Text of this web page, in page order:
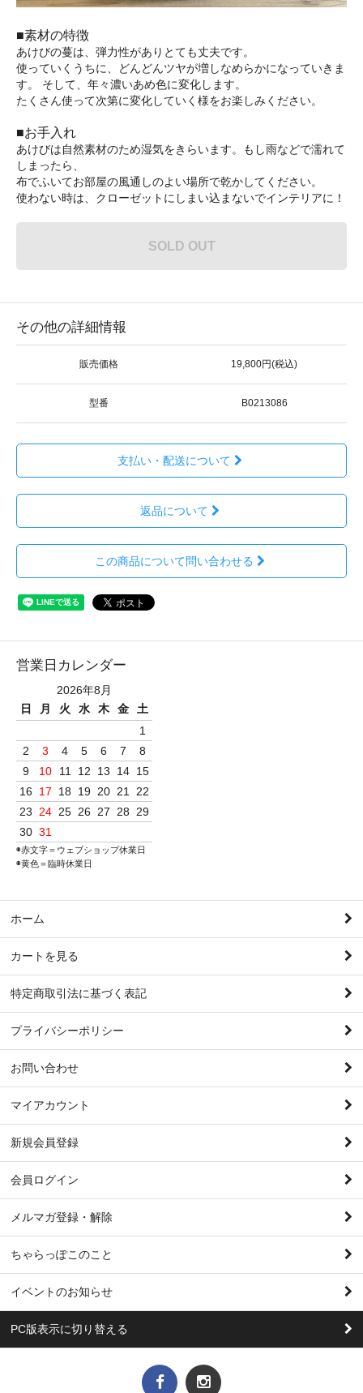
■素材の特徴
あけびの蔓は、弾力性がありとても丈夫です。
使っていくうちに、どんどんツヤが増しなめらかになっていきま
す。 そして、年々濃いあめ色に変化します。
たくさん使って次第に変化していく様をお楽しみください。
■お手入れ
あけびは自然素材のため湿気をきらいます。もし雨などで濡れて
しまったら、
布でふいてお部屋の風通しのよい場所で乾かしてください。
使わない時は、クローゼットにしまい込まないでインテリアに！
SOLD OUT
その他の詳細情報
販売価格 19,800円(税込)
型番 B0213086
支払い・配送について
返品について
この商品について問い合わせる
営業日カレンダー
2026年8月
日
月 火 水 木 金
土
1
2
3 4 5 6 7
8
9
10 11 12 13 14 15
16
17 18 19 20 21
22
23
24 25 26 27 28
29
30 31
◉赤文字＝ウェブショップ休業日
◉黄色＝臨時休業日
ホーム
カートを見る
特定商取引法に基づく表記
プライバシーポリシー
お問い合わせ
マイアカウント
新規会員登録
会員ログイン
メルマガ登録・解除
ちゃらっぽこのこと
イベントのお知らせ
PC版表示に切り替える